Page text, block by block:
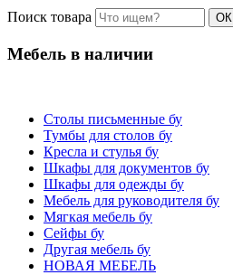
Поиск товара ОК
Мебель в наличии
Столы письменные бу
Тумбы для столов бу
Кресла и стулья бу
Шкафы для документов бу
Шкафы для одежды бу
Мебель для руководителя бу
Мягкая мебель бу
Сейфы бу
Другая мебель бу
НОВАЯ МЕБЕЛЬ